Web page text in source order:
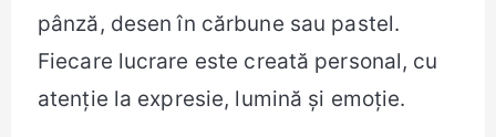
pânză, desen în cărbune sau pastel.
Fiecare lucrare este creată personal, cu
atenție la expresie, lumină și emoție.